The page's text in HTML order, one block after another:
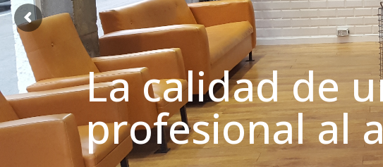
La calidad de
profesional al